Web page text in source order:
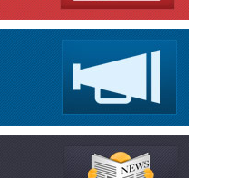
காலாண்டு ஆய்விதழ் – 2025
காலாண்டு ஆய்விதழ் – 2024
காலாண்டு ஆய்விதழ் – 2023